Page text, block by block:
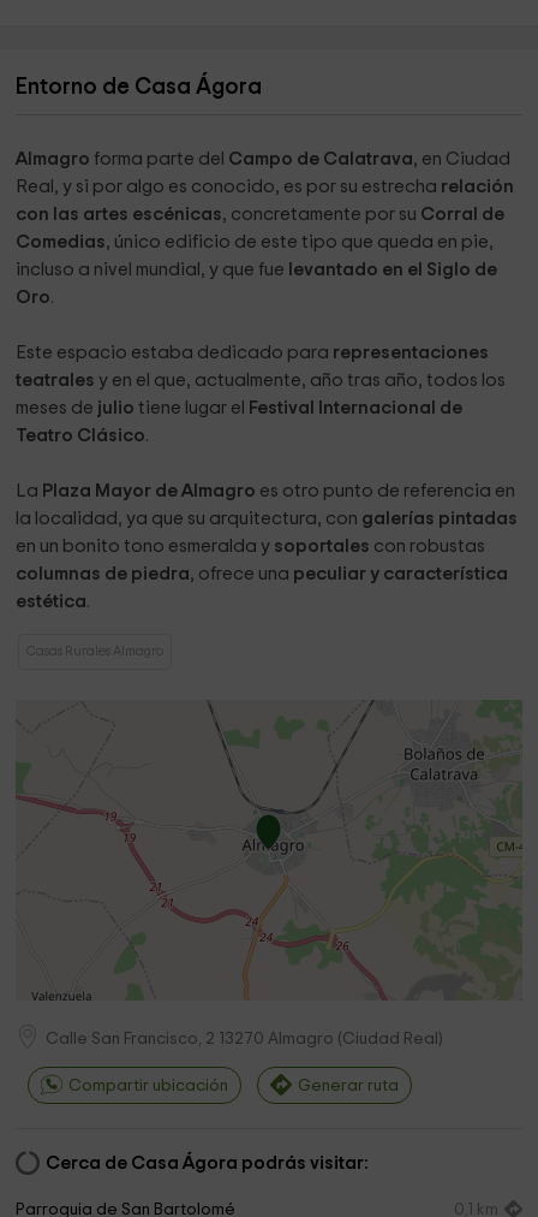
Entorno de Casa Ágora
Almagro forma parte del Campo de Calatrava, en Ciudad
Real, y si por algo es conocido, es por su estrecha relación
con las artes escénicas, concretamente por su Corral de
Comedias, único edificio de este tipo que queda en pie,
incluso a nivel mundial, y que fue levantado en el Siglo de
Oro.
Este espacio estaba dedicado para representaciones
teatrales y en el que, actualmente, año tras año, todos los
meses de julio tiene lugar el
Festival Internacional de
Teatro Clásico.
La Plaza Mayor de Almagro es otro punto de referencia en
la localidad, ya que su arquitectura, con galerías pintadas
en un bonito tono esmeralda y soportales con robustas
columnas de piedra, ofrece una peculiar y característica
estética.
Casas Rurales Almagro
Calle San Francisco, 2 13270Almagro (Ciudad Real )
Compartir ubicación Generar ruta
Cerca de Casa Ágora podrás visitar:
Parroquia de San Bartolomé 0,1 km